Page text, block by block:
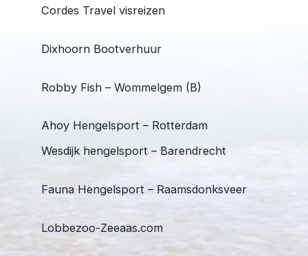
Cordes Travel visreizen
Dixhoorn Bootverhuur
Robby Fish – Wommelgem (B)
Ahoy Hengelsport – Rotterdam
Wesdijk hengelsport – Barendrecht
Fauna Hengelsport – Raamsdonksveer
Lobbezoo-Zeeaas.com